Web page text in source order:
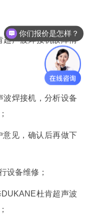
超声波焊接机故障情
波焊接机，分析设备
见，确认后再做下
设备维修；
DUKANE杜肯超声波
你们报价是怎样？